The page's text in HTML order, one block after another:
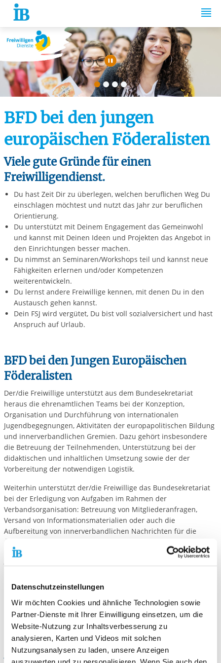
Datenschutzeinstellungen
Wir möchten Cookies und ähnliche Technologien sowie
Partner-Dienste mit Ihrer Einwilligung einsetzen, um die
Website-Nutzung zur Inhaltsverbesserung zu
analysieren, Karten und Videos mit solchen
Nutzungsanalysen zu laden, unsere Anzeigen
Springe zum Inhalt
Automatische
BFD bei den jungen
europäischen Föderalisten
Viele gute Gründe für einen
Freiwilligendienst.
Du hast Zeit Dir zu überlegen, welchen beruflichen Weg Du
einschlagen möchtest und nutzt das Jahr zur beruflichen
Orientierung.
Du unterstützt mit Deinem Engagement das Gemeinwohl
und kannst mit Deinen Ideen und Projekten das Angebot in
den Einrichtungen besser machen.
Du nimmst an Seminaren/Workshops teil und kannst neue
Fähigkeiten erlernen und/oder Kompetenzen
weiterentwickeln.
Du lernst andere Freiwillige kennen, mit denen Du in den
Austausch gehen kannst.
Dein FSJ wird vergütet, Du bist voll sozialversichert und hast
Anspruch auf Urlaub.
BFD bei den Jungen Europäischen
Föderalisten
Der/die Freiwillige unterstützt aus dem Bundesekretariat
heraus die ehrenamtlichen Teams bei der Konzeption,
Organisation und Durchführung von internationalen
Jugendbegegnungen, Aktivitäten der europapolitischen Bildung
und innerverbandlichen Gremien. Dazu gehört insbesondere
die Betreuung der Teilnehmenden, Unterstützung bei der
didaktischen und inhaltlichen Umsetzung sowie der der
Vorbereitung der notwendigen Logistik.
Weiterhin unterstützt der/die Freiwillige das Bundesekretariat
bei der Erledigung von Aufgaben im Rahmen der
Verbandsorganisation: Betreuung von Mitgliederanfragen,
Versand von Informationsmaterialien oder auch die
Aufbereitung von innerverbandlichen Nachrichten für die
Öffentlichkeitsarbeit.
Du bringst mit:
Zuverlässigkeit und Verantwortungsbewusstsein
Kommunikative Fähigkeiten
Teamfähigkeit
Selbständigkeit und Flexibilität